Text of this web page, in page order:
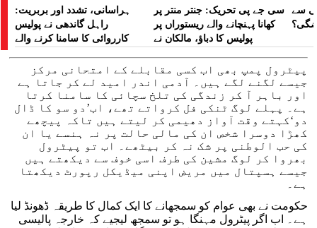
ہراسانی، تشدد اور بربریت:
راہل گاندھی نے پولیس
کارروائی کا سامنا کرنے والے
سی جے پی تحریک: جنتر منتر پر
کھانا پہنچانے والے ریستوراں پر
پولیس کا دباؤ، مالکان نے
سے
پیٹرول پمپ بھی اب کسی مقابلے کے امتحانی مرکز
جیسے لگنے لگے ہیں۔ آدمی اندر امید لے کر جاتا ہے
اور باہر آ کر زندگی کی تلخ سچائی کا سامنا کرتا
ہے۔ پہلے لوگ ٹنکی فل کرواتے تھے، اب’دو سو کا ڈال
دو‘کہتے وقت آواز دھیمی کر لیتے ہیں تاکہ پیچھے
کھڑا دوسرا شخص ان کی مالی حالت پر نہ ہنسے یا ان
کی حب الوطنی پر شک نہ کر بیٹھے۔ اب تو پیٹرول
بھروا کر لوگ مشین کی طرف اسی خوف سے دیکھتے ہیں
جیسے ہسپتال میں مریض اپنی میڈیکل رپورٹ دیکھتا
ہے۔
حکومت نے بھی عوام کو سمجھانے کا ایک کمال کا طریقہ ڈھونڈ لیا
ہے۔ اب اگر پیٹرول مہنگا ہو تو سمجھ لیجیے کہ خارجہ پالیسی